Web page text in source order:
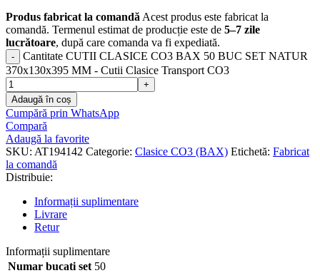
Produs fabricat la comandă Acest produs este fabricat la
comandă. Termenul estimat de producție este de 5–7 zile
lucrătoare, după care comanda va fi expediată.
Cantitate CUTII CLASICE CO3 BAX 50 BUC SET NATUR
370x130x395 MM - Cutii Clasice Transport CO3
Adaugă în coș
Cumpără prin WhatsApp
Compară
Adaugă la favorite
SKU: AT194142 Categorie: Clasice CO3 (BAX) Etichetă: Fabricat
la comandă
Distribuie:
Informații suplimentare
Livrare
Retur
Informații suplimentare
Numar bucati set 50